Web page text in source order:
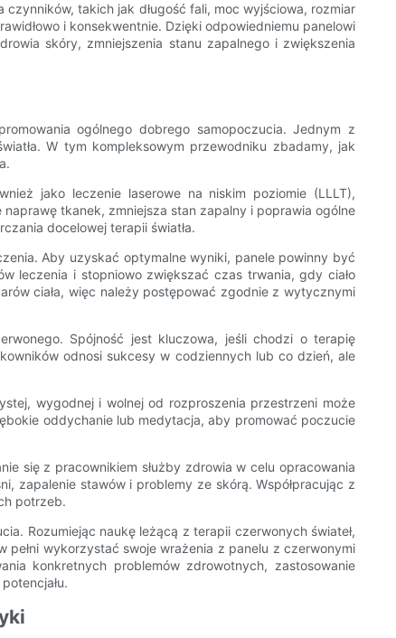
takich jak długość fali, moc wyjściowa, rozmiar
i konsekwentnie. Dzięki odpowiedniemu panelowi
skóry, zmniejszenia stanu zapalnego i zwiększenia
ogólnego dobrego samopoczucia. Jednym z
W tym kompleksowym przewodniku zbadamy, jak
jako leczenie laserowe na niskim poziomie (LLLT),
tkanek, zmniejsza stan zapalny i poprawia ogólne
docelowej terapii światła.
Aby uzyskać optymalne wyniki, panele powinny być
leczenia i stopniowo zwiększać czas trwania, gdy ciało
ciała, więc należy postępować zgodnie z wytycznymi
Spójność jest kluczowa, jeśli chodzi o terapię
odnosi sukcesy w codziennych lub co dzień, ale
wygodnej i wolnej od rozproszenia przestrzeni może
oddychanie lub medytacja, aby promować poczucie
się z pracownikiem służby zdrowia w celu opracowania
zapalenie stawów i problemy ze skórą. Współpracując z
potrzeb.
Rozumiejąc naukę leżącą z terapii czerwonych świateł,
pełni wykorzystać swoje wrażenia z panelu z czerwonymi
konkretnych problemów zdrowotnych, zastosowanie